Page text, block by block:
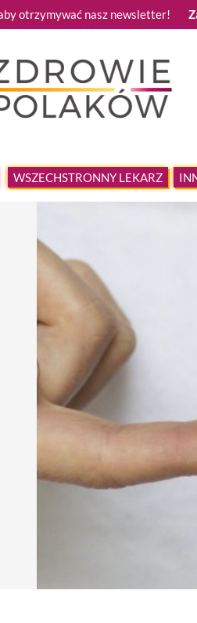
otrzymywać nasz newsletter!
WSZECHSTRONNY LEKARZ